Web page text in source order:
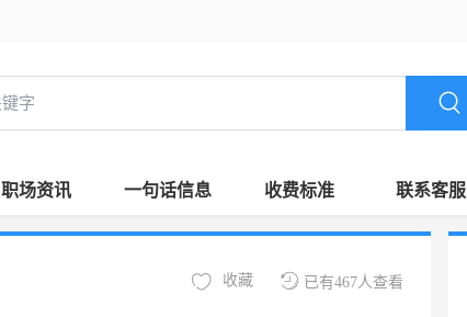
职场资讯 一句话信息 收费标准 联系客服
已有467人查看
收藏